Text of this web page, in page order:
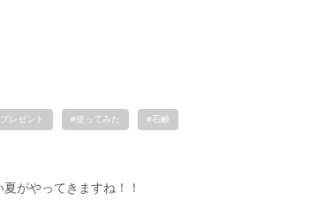
レゼント #使ってみた #石鹸
がやってきますね！！